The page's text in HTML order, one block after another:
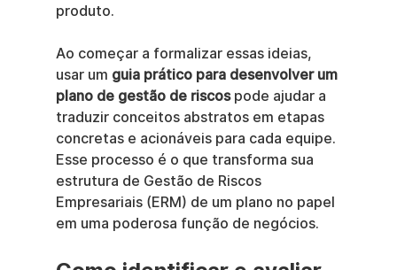
produto.
Ao começar a formalizar essas ideias,
usar um guia prático para desenvolver um
plano de gestão de riscos pode ajudar a
traduzir conceitos abstratos em etapas
concretas e acionáveis para cada equipe.
Esse processo é o que transforma sua
estrutura de Gestão de Riscos
Empresariais (ERM) de um plano no papel
em uma poderosa função de negócios.